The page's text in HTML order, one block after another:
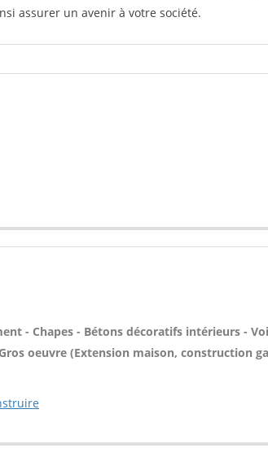
assurer un avenir à votre société.
- Chapes - Bétons décoratifs intérieurs -
oeuvre (Extension maison, construction